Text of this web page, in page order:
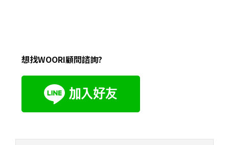
想找WOORI顧問諮詢?